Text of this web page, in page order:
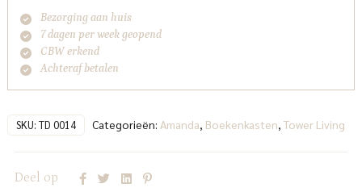
Bezorging aan huis
7 dagen per week geopend
CBW erkend
Achteraf betalen
SKU: TD 0014 Categorieën: Amanda, Boekenkasten, Tower Living
Deel op